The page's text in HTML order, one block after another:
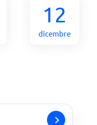
12
dicembre